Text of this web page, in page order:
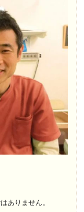
ありません。